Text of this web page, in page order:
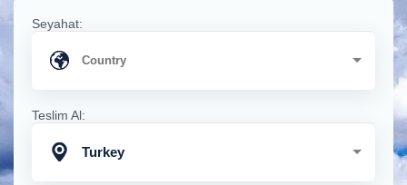
Seyahat:
Teslim Al:
Turkey